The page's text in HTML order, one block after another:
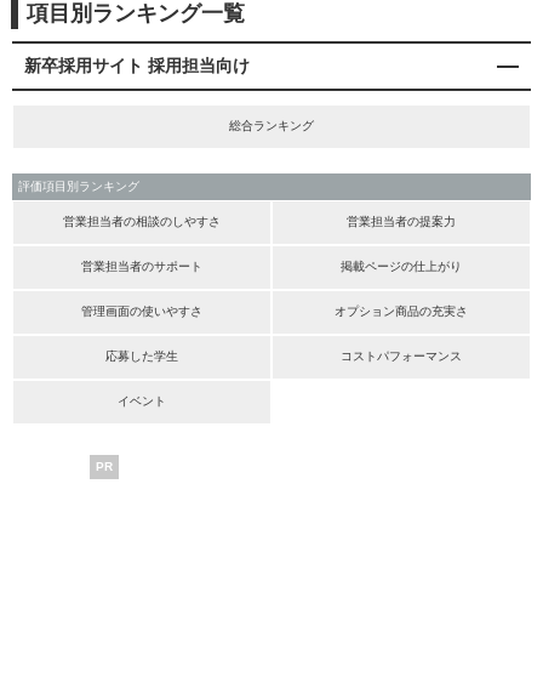
項目別ランキング一覧
新卒採用サイト 採用担当向け
総合ランキング
評価項目別ランキング
営業担当者の相談のしやすさ 営業担当者の提案力
営業担当者のサポート 掲載ページの仕上がり
管理画面の使いやすさ オプション商品の充実さ
応募した学生 コストパフォーマンス
イベント
PR